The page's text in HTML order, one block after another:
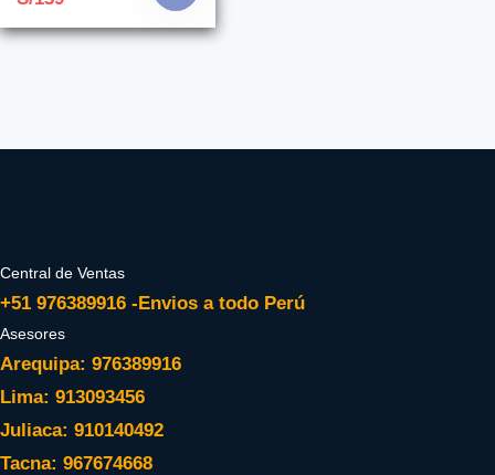
Central de Ventas
+51 976389916 -Envios a todo Perú
Asesores
Arequipa: 976389916
Lima: 913093456
Juliaca: 910140492
Tacna: 967674668